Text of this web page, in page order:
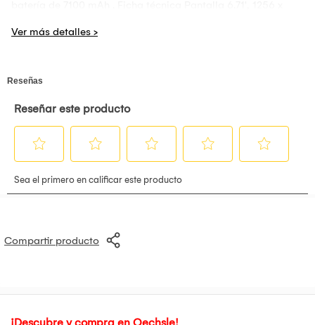
Memoria RAM 12GB Almacenamiento 512GB Expansión sin
Compartir producto